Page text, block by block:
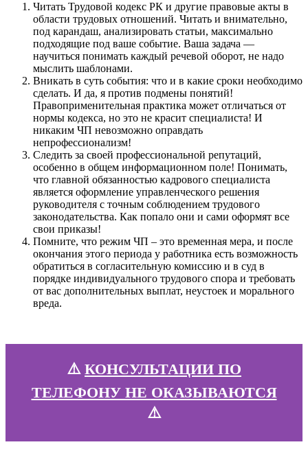
Читать Трудовой кодекс РК и другие правовые акты в
области трудовых отношений. Читать и внимательно,
под карандаш, анализировать статьи, максимально
подходящие под ваше событие. Ваша задача —
научиться понимать каждый речевой оборот, не надо
мыслить шаблонами.
Вникать в суть события: что и в какие сроки необходимо
сделать. И да, я против подмены понятий!
Правоприменительная практика может отличаться от
нормы кодекса, но это не красит специалиста! И
никаким ЧП невозможно оправдать
непрофессионализм!
Следить за своей профессиональной репутаций,
особенно в общем информационном поле! Понимать,
что главной обязанностью кадрового специалиста
является оформление управленческого решения
руководителя с точным соблюдением трудового
законодательства. Как попало они и сами оформят все
свои приказы!
Помните, что режим ЧП – это временная мера, и после
окончания этого периода у работника есть возможность
обратиться в согласительную комиссию и в суд в
порядке индивидуального трудового спора и требовать
от вас дополнительных выплат, неустоек и морального
вреда.
⚠️ КОНСУЛЬТАЦИИ ПО
ТЕЛЕФОНУ НЕ ОКАЗЫВАЮТСЯ
⚠️